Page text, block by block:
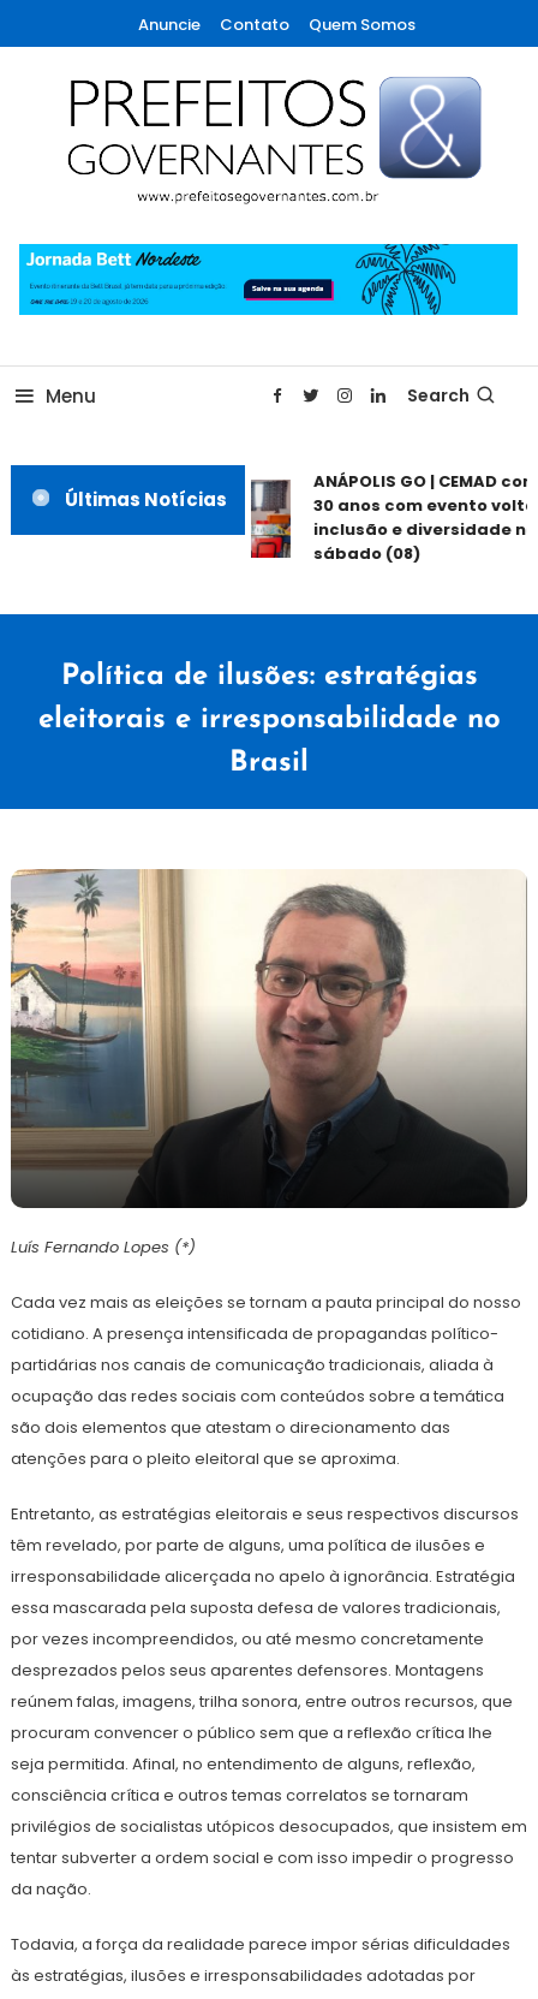
To
Content
Anuncie Contato Quem Somos
Prefeitos & Governantes
Menu Search
Últimas Notícias
ANÁPOLIS GO | CEMAD
30 anos com evento
inclusão e diversidade
sábado (08)
Política de ilusões: estratégias
eleitorais e irresponsabilidade no
Brasil
fevereiro
2023
Luís Fernando Lopes (*)
Cada vez mais as eleições se tornam a pauta principal do nosso
cotidiano. A presença intensificada de propagandas político-
partidárias nos canais de comunicação tradicionais, aliada à
ocupação das redes sociais com conteúdos sobre a temática
são dois elementos que atestam o direcionamento das
atenções para o pleito eleitoral que se aproxima.
Entretanto, as estratégias eleitorais e seus respectivos discursos
têm revelado, por parte de alguns, uma política de ilusões e
irresponsabilidade alicerçada no apelo à ignorância. Estratégia
essa mascarada pela suposta defesa de valores tradicionais,
por vezes incompreendidos, ou até mesmo concretamente
desprezados pelos seus aparentes defensores. Montagens
reúnem falas, imagens, trilha sonora, entre outros recursos, que
procuram convencer o público sem que a reflexão crítica lhe
seja permitida. Afinal, no entendimento de alguns, reflexão,
consciência crítica e outros temas correlatos se tornaram
privilégios de socialistas utópicos desocupados, que insistem em
tentar subverter a ordem social e com isso impedir o progresso
da nação.
Todavia, a força da realidade parece impor sérias dificuldades
às estratégias, ilusões e irresponsabilidades adotadas por